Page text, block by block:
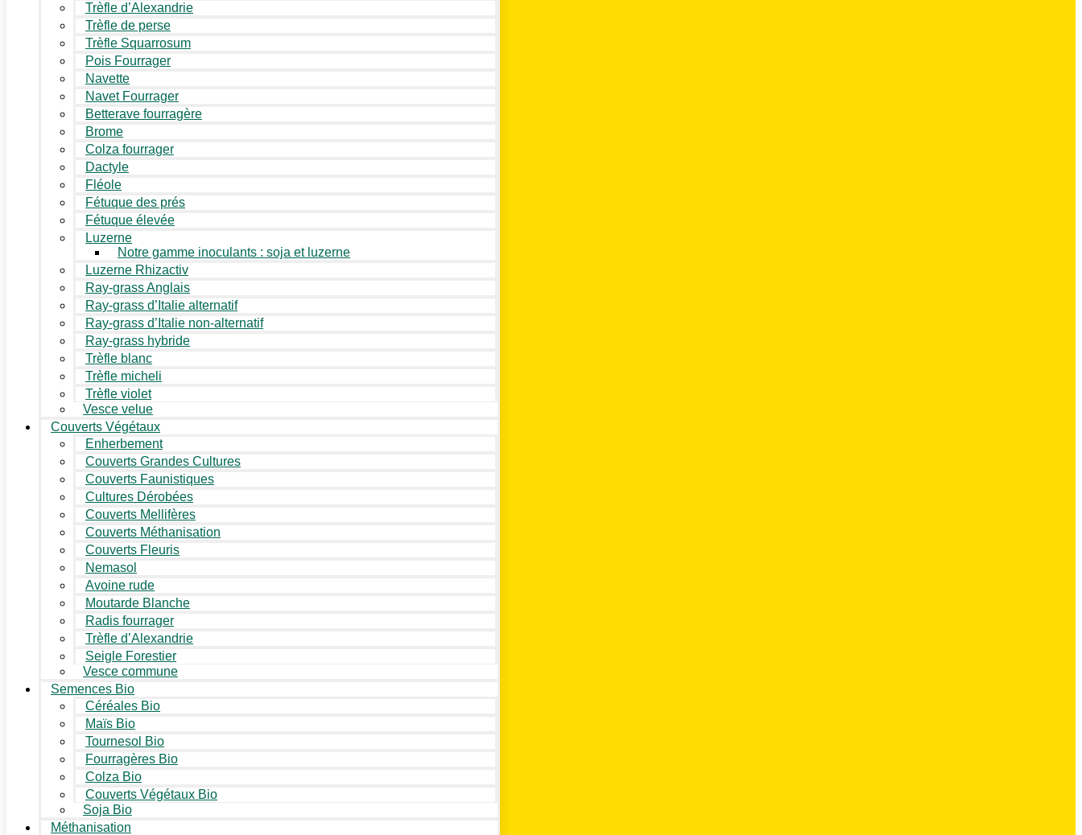
Trèfle d’Alexandrie
Trèfle de perse
Trèfle Squarrosum
Pois Fourrager
Navette
Navet Fourrager
Betterave fourragère
Brome
Colza fourrager
Dactyle
Fléole
Fétuque des prés
Fétuque élevée
Luzerne
Notre gamme inoculants : soja et luzerne
Luzerne Rhizactiv
Ray-grass Anglais
Ray-grass d’Italie alternatif
Ray-grass d’Italie non-alternatif
Ray-grass hybride
Trèfle blanc
Trèfle micheli
Trèfle violet
Vesce velue
Couverts Végétaux
Enherbement
Couverts Grandes Cultures
Couverts Faunistiques
Cultures Dérobées
Couverts Mellifères
Couverts Méthanisation
Couverts Fleuris
Nemasol
Avoine rude
Moutarde Blanche
Radis fourrager
Trèfle d’Alexandrie
Seigle Forestier
Vesce commune
Semences Bio
Céréales Bio
Maïs Bio
Tournesol Bio
Fourragères Bio
Colza Bio
Couverts Végétaux Bio
Soja Bio
Méthanisation